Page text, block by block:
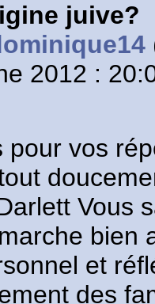
juive?
2012 :
pour vos
Vous
bien
et
des